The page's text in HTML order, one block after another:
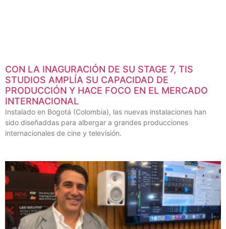
CON LA INAGURACIÓN DE SU STAGE 7, TIS
STUDIOS AMPLÍA SU CAPACIDAD DE
PRODUCCIÓN Y HACE FOCO EN EL MERCADO
INTERNACIONAL
Instalado en Bogotá (Colombia), las nuevas instalaciones han
sido diseñaddas para albergar a grandes producciones
internacionales de cine y televisión.